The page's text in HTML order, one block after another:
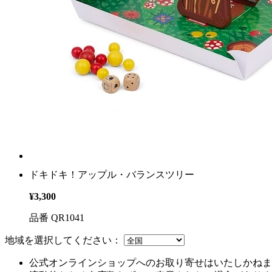
ドキドキ！アップル・バランスツリー
¥3,300
品番 QR1041
地域を選択してください：
公式オンラインショップへのお取り寄せはいたしかね